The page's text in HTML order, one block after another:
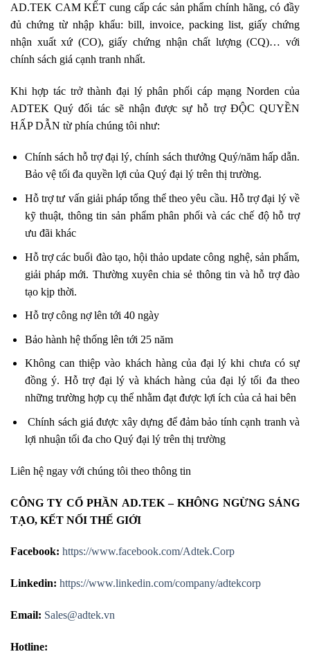
AD.TEK CAM KẾT cung cấp các sản phẩm chính hãng, có đầy
đủ chứng từ nhập khẩu: bill, invoice, packing list, giấy chứng
nhận xuất xứ (CO), giấy chứng nhận chất lượng (CQ)… với
chính sách giá cạnh tranh nhất.
Khi hợp tác trở thành đại lý phân phối cáp mạng Norden của
ADTEK Quý đối tác sẽ nhận được sự hỗ trợ ĐỘC QUYỀN
HẤP DẪN từ phía chúng tôi như:
Chính sách hỗ trợ đại lý, chính sách thưởng Quý/năm hấp dẫn.
Bảo vệ tối đa quyền lợi của Quý đại lý trên thị trường.
Hỗ trợ tư vấn giải pháp tổng thể theo yêu cầu. Hỗ trợ đại lý về
kỹ thuật, thông tin sản phẩm phân phối và các chế độ hỗ trợ
ưu đãi khác
Hỗ trợ các buổi đào tạo, hội thảo update công nghệ, sản phẩm,
giải pháp mới. Thường xuyên chia sẻ thông tin và hỗ trợ đào
tạo kịp thời.
Hỗ trợ công nợ lên tới 40 ngày
Bảo hành hệ thống lên tới 25 năm
Không can thiệp vào khách hàng của đại lý khi chưa có sự
đồng ý. Hỗ trợ đại lý và khách hàng của đại lý tối đa theo
những trường hợp cụ thể nhằm đạt được lợi ích của cả hai bên
Chính sách giá được xây dựng để đảm bảo tính cạnh tranh và
lợi nhuận tối đa cho Quý đại lý trên thị trường
Liên hệ ngay với chúng tôi theo thông tin
CÔNG TY CỔ PHẦN AD.TEK – KHÔNG NGỪNG SÁNG
TẠO, KẾT NỐI THẾ GIỚI
Facebook: https://www.facebook.com/Adtek.Corp
Linkedin: https://www.linkedin.com/company/adtekcorp
Email: Sales@adtek.vn
Hotline: